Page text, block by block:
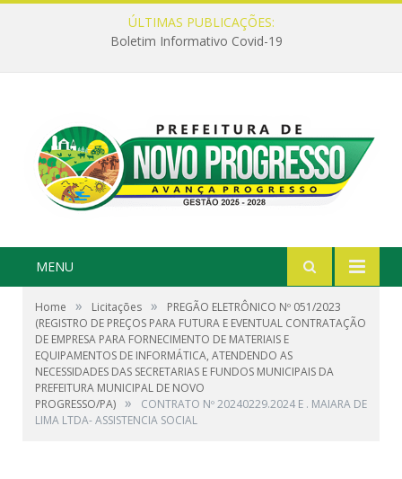
ÚLTIMAS PUBLICAÇÕES:
Boletim Informativo Covid-19
MENU
Home » Licitações »
PREGÃO ELETRÔNICO Nº 051/2023
(REGISTRO DE PREÇOS PARA FUTURA E EVENTUAL CONTRATAÇÃO
DE EMPRESA PARA FORNECIMENTO DE MATERIAIS E
EQUIPAMENTOS DE INFORMÁTICA, ATENDENDO AS
NECESSIDADES DAS SECRETARIAS E FUNDOS MUNICIPAIS DA
PREFEITURA MUNICIPAL DE NOVO
PROGRESSO/PA) »
CONTRATO Nº 20240229.2024 E . MAIARA DE
LIMA LTDA- ASSISTENCIA SOCIAL